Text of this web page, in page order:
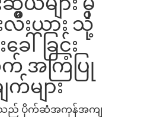
လီးယား သို့
ခေါ်ခြင်း
အကြံပြု
က်များ
သည် ပိုက်ဆံအကုန်အကျ